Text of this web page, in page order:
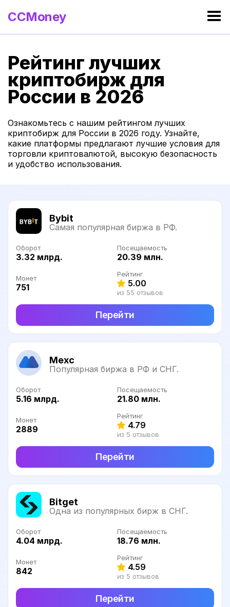
CCMoney
Рейтинг лучших
криптобирж для
России в 2026
Ознакомьтесь с нашим рейтингом лучших
криптобирж для России в 2026 году. Узнайте,
какие платформы предлагают лучшие условия для
торговли криптовалютой, высокую безопасность
и удобство использования.
Bybit
Самая популярная биржа в РФ.
Оборот
3.32 млрд.
Посещаемость
20.39 млн.
Монет
751
Рейтинг
5.00
из 55 отзывов
Перейти
Mexc
Популярная биржа в РФ и СНГ.
Оборот
5.16 млрд.
Посещаемость
21.80 млн.
Монет
2889
Рейтинг
4.79
из 5 отзывов
Перейти
Bitget
Одна из популярных бирж в СНГ.
Оборот
4.04 млрд.
Посещаемость
18.76 млн.
Монет
842
Рейтинг
4.59
из 5 отзывов
Перейти